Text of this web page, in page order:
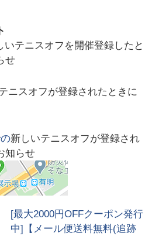
いテニスオフを開催登録したと
せ
ニスオフが登録されたときに
新しいテニスオフが登録され
知らせ
[最大2000円OFFクーポン発行
中]【メール便送料無料(追跡